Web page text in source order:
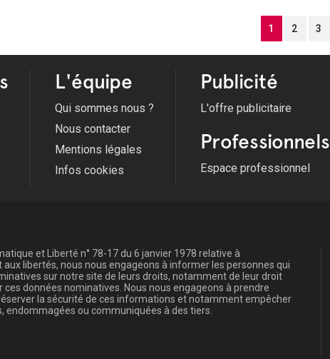
1 2 3
L'équipe
Qui sommes nous ?
Nous contacter
Mentions légales
Infos cookies
Publicité
L'offre publicitaire
Professionnels
Espace professionnel
et Liberté n° 78-17 du 6 janvier 1978 relative à
libertés, nous nous engageons à informer les personnes qui
sur notre site de leurs droits, notamment de leur droit
données nominatives. Nous nous engageons à prendre
la sécurité de ces informations et notamment empêcher
endommagées ou communiquées à des tiers.